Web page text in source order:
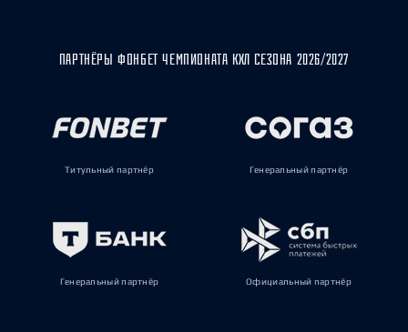
ПАРТНЁРЫ ФОНБЕТ ЧЕМПИОНАТА КХЛ СЕЗОНА 2026/2027
Титульный партнёр Генеральный партнёр
Генеральный партнёр Официальный партнёр